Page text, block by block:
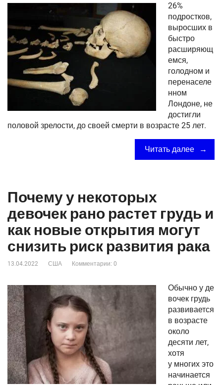
26%
подростков,
выросших в
быстро
расширяющ
емся,
голодном и
перенаселе
нном
Лондоне, не
достигли
половой зрелости, до своей смерти в возрасте 25 лет.
Читать далее
Почему у некоторых
девочек рано растет грудь и
как новые открытия могут
снизить риск развития рака
13.04.2022 США Комментарии: 0
Обычно у де
вочек грудь
развивается
в возрасте
около
десяти лет,
хотя
у многих это
начинается